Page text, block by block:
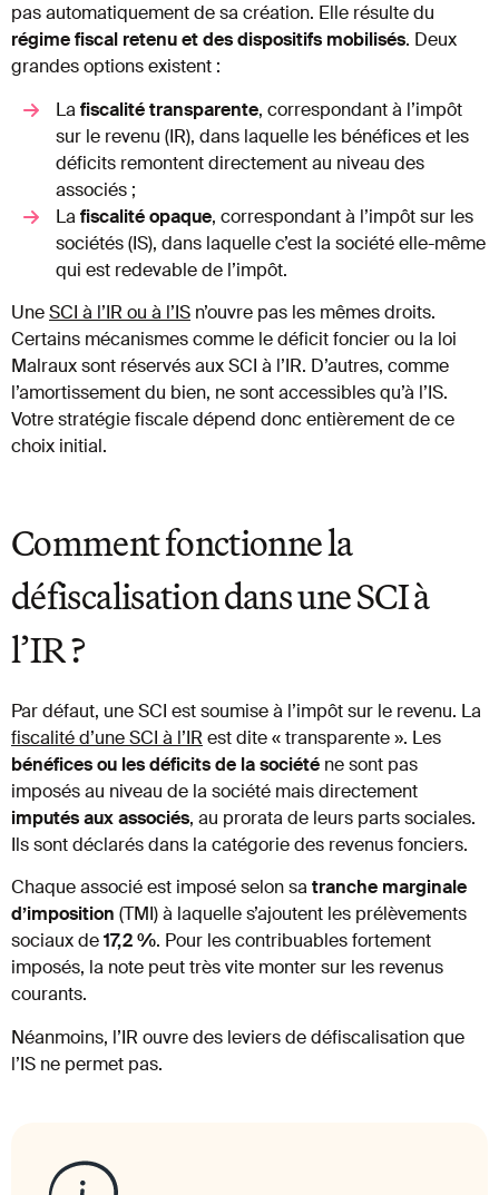
pas automatiquement de sa création. Elle résulte du
régime fiscal retenu et des dispositifs mobilisés. Deux
grandes options existent :
La fiscalité transparente, correspondant à l’impôt
sur le revenu (IR), dans laquelle les bénéfices et les
déficits remontent directement au niveau des
associés ;
La fiscalité opaque, correspondant à l’impôt sur les
sociétés (IS), dans laquelle c’est la société elle-même
qui est redevable de l’impôt.
UneSCI à l’IR ou à l’IS n’ouvre pas les mêmes droits.
Certains mécanismes comme le déficit foncier ou la loi
Malraux sont réservés aux SCI à l’IR. D’autres, comme
l’amortissement du bien, ne sont accessibles qu’à l’IS.
Votre stratégie fiscale dépend donc entièrement de ce
choix initial.
Comment fonctionne la
défiscalisation dans une SCI à
l’IR ?
Par défaut, une SCI est soumise à l’impôt sur le revenu. La
fiscalité d’une SCI à l’IR est dite « transparente ». Les
bénéfices ou les déficits de la société ne sont pas
imposés au niveau de la société mais directement
imputés aux associés, au prorata de leurs parts sociales.
Ils sont déclarés dans la catégorie des revenus fonciers.
Chaque associé est imposé selon sa tranche marginale
d’imposition (TMI) à laquelle s’ajoutent les prélèvements
sociaux de17,2 %. Pour les contribuables fortement
imposés, la note peut très vite monter sur les revenus
courants.
Néanmoins, l’IR ouvre des leviers de défiscalisation que
l’IS ne permet pas.